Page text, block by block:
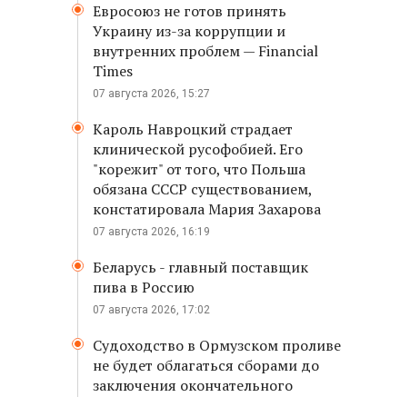
Евросоюз не готов принять
Украину из-за коррупции и
внутренних проблем — Financial
Times
07 августа 2026, 15:27
Кароль Навроцкий страдает
клинической русофобией. Его
"корежит" от того, что Польша
обязана СССР существованием,
констатировала Мария Захарова
07 августа 2026, 16:19
Беларусь - главный поставщик
пива в Россию
07 августа 2026, 17:02
Судоходство в Ормузском проливе
не будет облагаться сборами до
заключения окончательного